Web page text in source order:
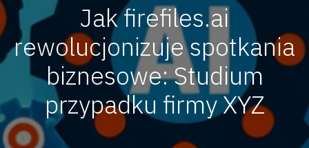
Jak firefiles.ai
rewolucjonizuje spotkania
biznesowe: Studium
przypadku firmy XYZ